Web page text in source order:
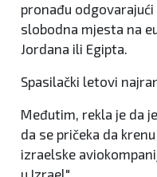
pronađu
slobodna mjesta na
Jordana ili Egipta.
Spasilački letovi
Međutim, rekla je da
da se pričeka da
izraelske